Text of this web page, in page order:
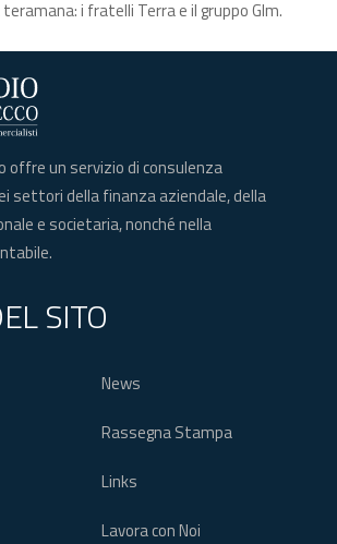
i fratelli Terra e il gruppo Glm.
offre un servizio di consulenza
settori della finanza aziendale, della
e societaria, nonché nella
SITO
News
Rassegna Stampa
Links
Lavora con Noi